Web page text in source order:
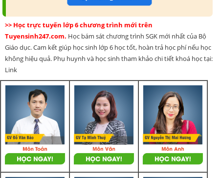
>> Học trực tuyến lớp 6 chương trình mới trên
Tuyensinh247.com. Học bám sát chương trình SGK mới nhất của Bộ
Giáo dục. Cam kết giúp học sinh lớp 6 học tốt, hoàn trả học phí nếu học
không hiệu quả. Phụ huynh và học sinh tham khảo chi tiết khoá học tại:
Link